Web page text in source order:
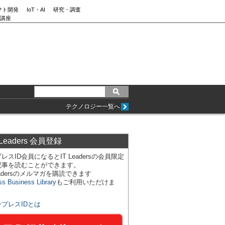
ト開発 IoT・AI
研究・調査
座
テクノロジー一覧へ
会員登録
スID会員になるとIT Leadersの会員限定
を読むことができます。
のメルマガを購読できます
Business Libraryもご利用いただけま
プレスIDとは